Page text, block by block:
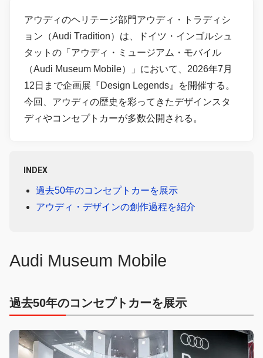
アウディのヘリテージ部門アウディ・トラディシ
ョン（Audi Tradition）は、ドイツ・インゴルシュ
タットの「アウディ・ミュージアム・モバイル
（Audi Museum Mobile）」において、2026年7月
12日まで企画展『Design Legends』を開催する。
今回、アウディの歴史を彩ってきたデザインスタ
ディやコンセプトカーが多数公開される。
INDEX
過去50年のコンセプトカーを展示
アウディ・デザインの創作過程を紹介
Audi Museum Mobile
過去50年のコンセプトカーを展示